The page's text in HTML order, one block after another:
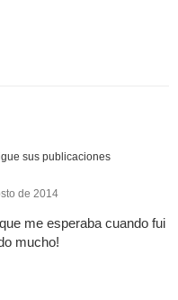
sus publicaciones
de 2014
me esperaba cuando fui
mucho!